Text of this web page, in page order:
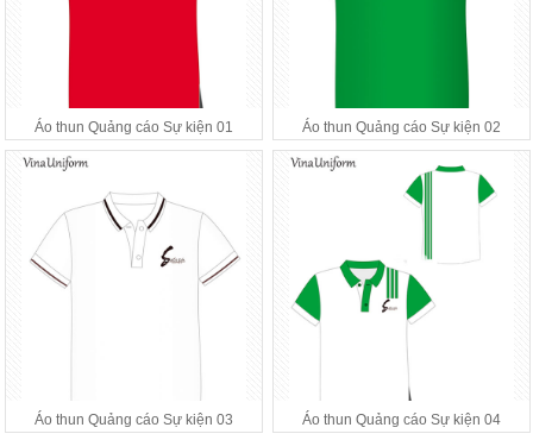
Áo thun Quảng cáo Sự kiện 01 Áo thun Quảng cáo Sự kiện 02
Áo thun Quảng cáo Sự kiện 03 Áo thun Quảng cáo Sự kiện 04